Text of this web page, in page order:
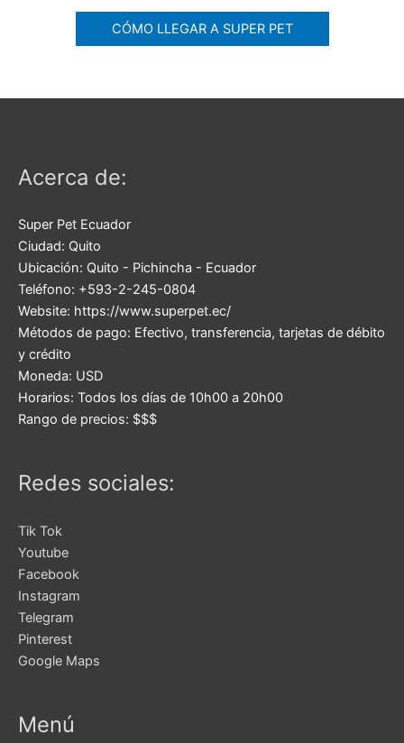
CÓMO LLEGAR A SUPER PET
Acerca de:
Super Pet Ecuador
Ciudad: Quito
Ubicación: Quito - Pichincha - Ecuador
Teléfono: +593-2-245-0804
Website: https://www.superpet.ec/
Métodos de pago: Efectivo, transferencia, tarjetas de débito
y crédito
Moneda: USD
Horarios: Todos los días de 10h00 a 20h00
Rango de precios: $$$
Redes sociales:
Tik Tok
Youtube
Facebook
Instagram
Telegram
Pinterest
Google Maps
Menú